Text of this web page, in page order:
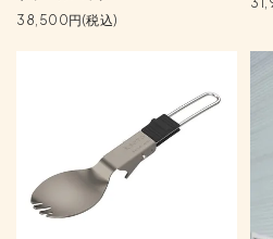
38,500円(税込)